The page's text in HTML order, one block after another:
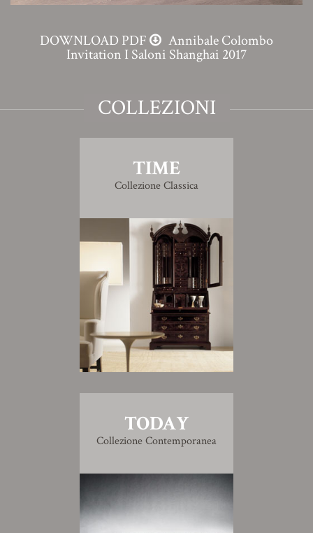
DOWNLOAD PDF Annibale Colombo
Invitation I Saloni Shanghai 2017
COLLEZIONI
TIME
Collezione Classica
TODAY
Collezione Contemporanea